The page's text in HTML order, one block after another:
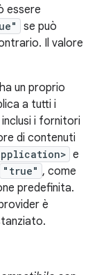
essere
se può
Il valore
ha un proprio
a tutti i
i fornitori
di contenuti
e
"true" , come
predefinita.
è